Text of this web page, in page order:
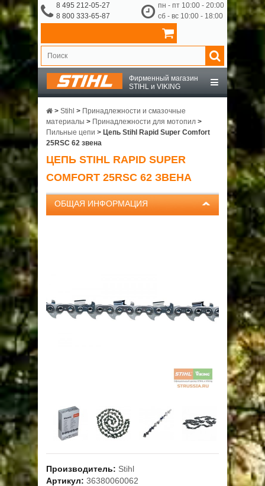
8 495 212-05-27
8 800 333-65-87
пн - пт 10:00 - 20:00
сб - вс 10:00 - 18:00
Фирменный магазин
STIHL и VIKING
STIHL
VIKING
ПРИНАДЛЕЖНОСТИ
ГАРАНТИЯ И СЕРВИС
АКЦИИ
> Stihl > Принадлежности и смазочные
материалы > Принадлежности для мотопил >
Пильные цепи > Цепь Stihl Rapid Super Comfort
25RSC 62 звена
ЦЕПЬ STIHL RAPID SUPER
COMFORT 25RSC 62 ЗВЕНА
ОБЩАЯ ИНФОРМАЦИЯ
Производитель: Stihl
Артикул: 36380060062